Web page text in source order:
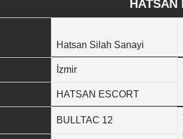
HATSAN
Hatsan Silah Sanayi
İzmir
HATSAN ESCORT
BULLTAC 12